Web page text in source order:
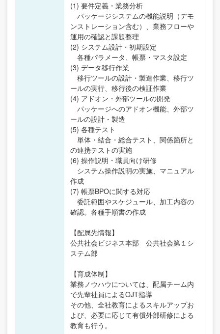
(1) 要件定義・業務分析
パッケージシステムの機能説明（デモ
ンストレーション含む）、業務フローや
運用の確認と課題整理
(2) システム設計・初期設定
各種パラメータ、帳票・マスタ設定
(3) データ移行作業
移行ツールの設計・製造作業、移行ツ
ールの実行、移行後の検証作業
(4) アドオン・外部ツールの開発
パッケージへのアドオン機能、外部ツ
ールの設計・製造
(5) 各種テスト
単体・結合・総合テスト、関係箇所と
の連携テストの実施
(6) 操作説明・職員向け研修
システム操作説明の実施、マニュアル
作成
(7) 帳票BPOに関する対応
委託範囲やスケジュール、加工内容の
確認。各種手順書の作成
【配属先情報】
公共社会ビジネス本部 公共社会第１シ
ステム部
【育成体制】
業務ノウハウについては、配属チーム内
で先輩社員によるOJT指導
その他、全社教育によるスキルアップお
よび、必要に応じて有償外部研修による
教育も行う。